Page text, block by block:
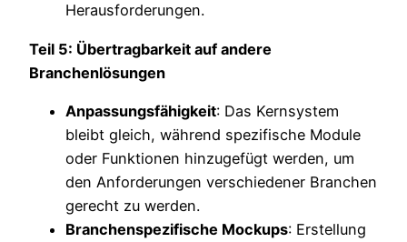
Herausforderungen.
Teil 5: Übertragbarkeit auf andere
Branchenlösungen
Anpassungsfähigkeit: Das Kernsystem
bleibt gleich, während spezifische Module
oder Funktionen hinzugefügt werden, um
den Anforderungen verschiedener Branchen
gerecht zu werden.
Branchenspezifische Mockups: Erstellung